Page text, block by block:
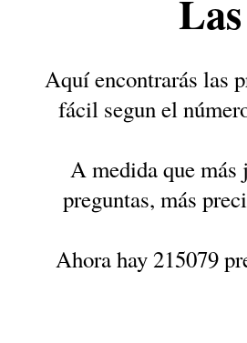
Aquí encontrarás las
fácil segun el
A medida que más
preguntas, más
Ahora hay 215079